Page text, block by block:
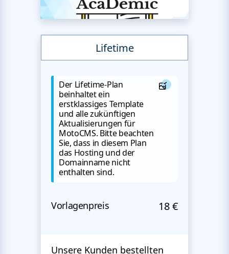
Lifetime
Der Lifetime-Plan
beinhaltet ein
erstklassiges Template
und alle zukünftigen
Aktualisierungen für
MotoCMS. Bitte beachten
Sie, dass in diesem Plan
das Hosting und der
Domainname nicht
enthalten sind.
Vorlagenpreis 18 €
Unsere Kunden bestellten